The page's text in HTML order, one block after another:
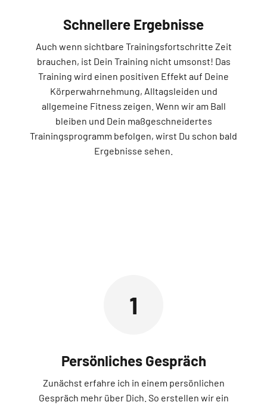
Schnellere Ergebnisse
Auch wenn sichtbare Trainingsfortschritte Zeit
brauchen, ist Dein Training nicht umsonst! Das
Training wird einen positiven Effekt auf Deine
Körperwahrnehmung, Alltagsleiden und
allgemeine Fitness zeigen. Wenn wir am Ball
bleiben und Dein maßgeschneidertes
Trainingsprogramm befolgen, wirst Du schon bald
Ergebnisse sehen.
1
Persönliches Gespräch
Zunächst erfahre ich in einem persönlichen
Gespräch mehr über Dich. So erstellen wir ein